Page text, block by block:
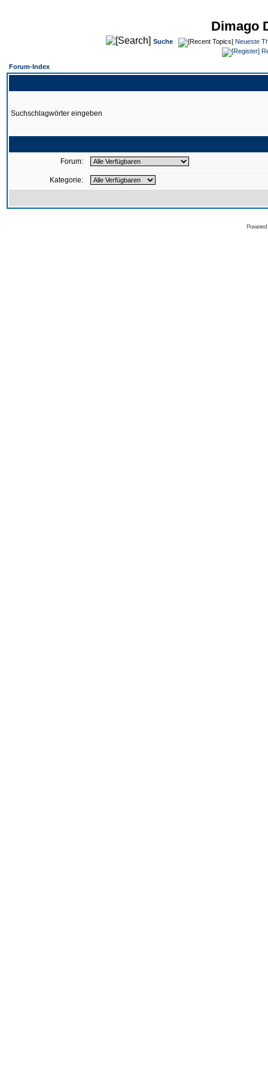
Dimago
Suche
Neueste
Forum-Index
Suchschlagwörter eingeben
Forum:
Kategorie: